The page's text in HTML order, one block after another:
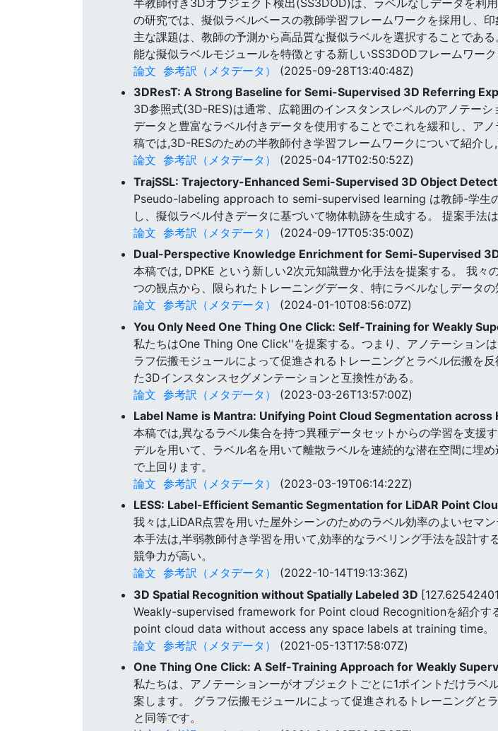
半教師付き3Dオブジェクト検出(SS3DOD)は、ラベルなしデータを利
の研究では、擬似ラベルベースの教師学習フレームワークを採用し、
主な課題は、教師の予測から高品質な擬似ラベルを選択することであ
能な擬似ラベルモジュールを特徴とする新しいSS3DODフレームワーク
論文 参考訳（メタデータ）
(2025-09-28T13:40:48Z)
3DResT: A Strong Baseline for Semi-Supervised 3D Referring
3D参照式(3D-RES)は通常、広範囲のインスタンスレベルのアノテー
データと豊富なラベル付きデータを使用することでこれを緩和し、ア
稿では,3D-RESのための半教師付き学習フレームワークについて紹介
論文 参考訳（メタデータ）
(2025-04-17T02:50:52Z)
TrajSSL: Trajectory-Enhanced Semi-Supervised 3D Object
Pseudo-labeling approach to semi-supervised learning は教師-学生
し、擬似ラベル付きデータに基づいて物体軌跡を生成する。 提案手法
論文 参考訳（メタデータ）
(2024-09-17T05:35:00Z)
Dual-Perspective Knowledge Enrichment for Semi-Supervised
本稿では, DPKE という新しい2次元知識豊か化手法を提案する。 我
つの観点から、限られたトレーニングデータ、特にラベルなしデータの
論文 参考訳（メタデータ）
(2024-01-10T08:56:07Z)
You Only Need One Thing One Click: Self-Training for Weakly
私たちはOne Thing One Click''を提案する。つまり、アノテーション
ラフ伝搬モジュールによって促進されるトレーニングとラベル伝搬を
た3Dインスタンスセグメンテーションと互換性がある。
論文 参考訳（メタデータ）
(2023-03-26T13:57:00Z)
Label Name is Mantra: Unifying Point Cloud Segmentation
本稿では,異なるラベル集合を持つ異種データセットからの学習を支援
デルを用いて、ラベル名を用いて離散ラベルを連続的な潜在空間に埋
で上回ります。
論文 参考訳（メタデータ）
(2023-03-19T06:14:22Z)
LESS: Label-Efficient Semantic Segmentation for LiDAR Point
我々は,LiDAR点雲を用いた屋外シーンのためのラベル効率のよいセマ
本手法は,半弱教師付き学習を用いて,効率的なラベリング手法を設計
競争力が高い。
論文 参考訳（メタデータ）
(2022-10-14T19:13:36Z)
3D Spatial Recognition without Spatially Labeled 3D
Weakly-supervised framework for Point cloud Recognitionを紹介
point cloud data without access any space labels at training time。
論文 参考訳（メタデータ）
(2021-05-13T17:58:07Z)
One Thing One Click: A Self-Training Approach for Weakly
私たちは、アノテーションーがオブジェクトごとに1ポイントだけラ
案します。 グラフ伝搬モジュールによって促進されるトレーニング
と同等です。